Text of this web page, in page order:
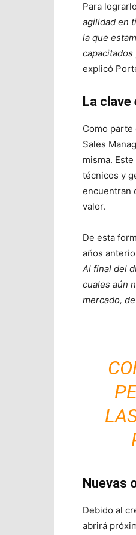
Para
agilidad en
la que
explicó
La
Como parte
Sales
misma.
técnicos y
encuentran
valor.
De esta
años
Al final del
cuales aún
mercado,
Nuevas
Debido al
abrirá